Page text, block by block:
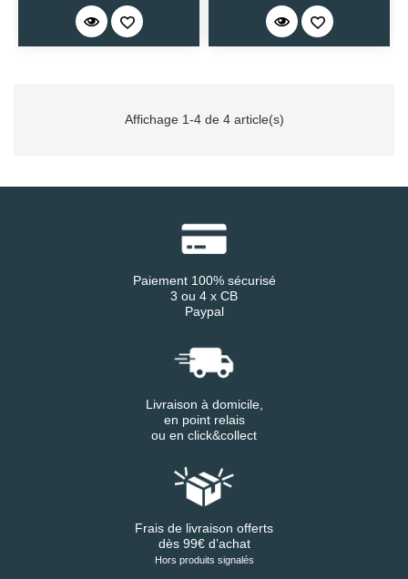
Affichage 1-4 de 4 article(s)
Paiement 100% sécurisé
3 ou 4 x CB
Paypal
Livraison à domicile,
en point relais
ou en click&collect
Frais de livraison offerts
dès 99€ d’achat
Hors produits signalés